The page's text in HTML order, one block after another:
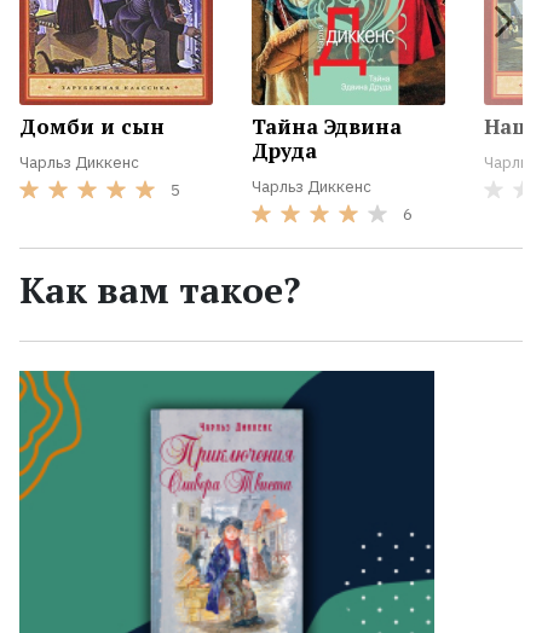
Домби и сын
Чарльз Диккенс
5
Тайна Эдвина
Друда
Чарльз Диккенс
6
Наш
Как вам такое?